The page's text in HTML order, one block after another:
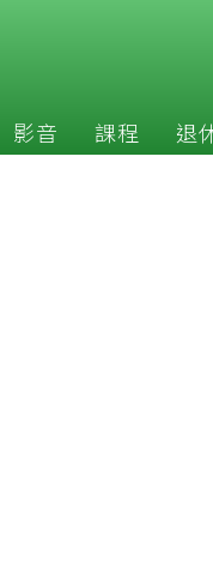
影音 課程 退